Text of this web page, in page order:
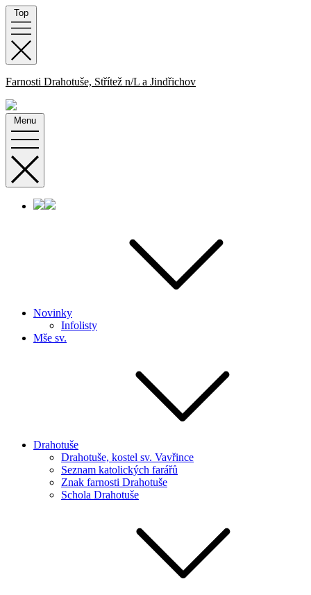
Skip
to
content
Top
Farnosti Drahotuše, Střítež n/L a Jindřichov
Menu
Novinky
Infolisty
Mše sv.
Drahotuše
Drahotuše, kostel sv. Vavřince
Seznam katolických farářů
Znak farnosti Drahotuše
Schola Drahotuše